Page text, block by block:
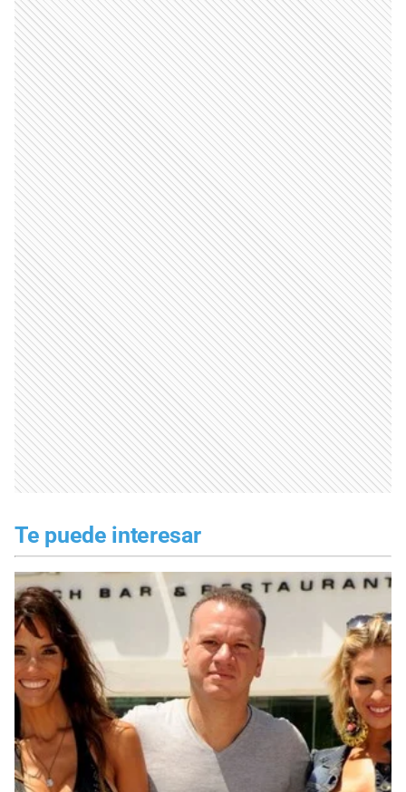
Te puede interesar